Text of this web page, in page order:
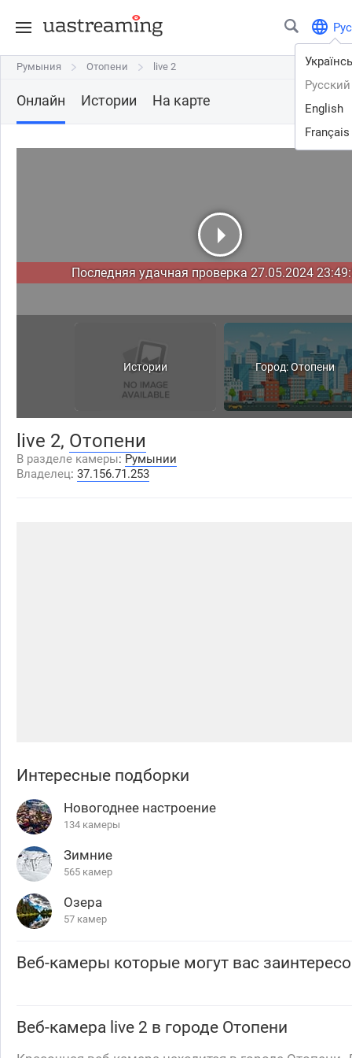
Рус
Русский
English
Français
Румыния Отопени live 2
Румыния Отопени live 2
Онлайн Истории На карте
Последняя удачная проверка 27.05.2024
Истории Город: Отопени
live 2, Отопени
В разделе камеры: Румынии
Владелец: 37.156.71.253
Интересные подборки
Новогоднее настроение
134 камеры
Зимние
565 камер
Озера
57 камер
Веб-камеры которые могут вас
Веб-камера live 2 в городе Отопени